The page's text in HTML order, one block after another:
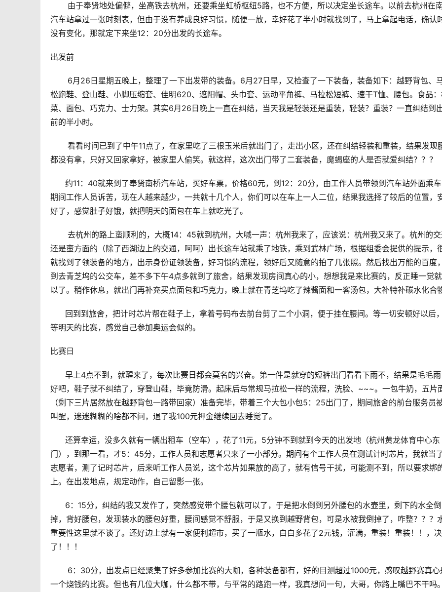
由于奉贤地处偏僻，坐高铁去杭州，还要乘坐虹桥枢纽5路，也不方便，所以决定坐长途车。以前去杭州在
汽车站拿过一张时刻表，但由于没有养成良好习惯，随便一放，幸好花了半小时就找到了，马上拿起电话，确认
没有变化，那就定下来坐12：20分出发的长途车。
出发前
6月26日星期五晚上，整理了一下出发带的装备。6月27日早，又检查了一下装备，装备如下：越野背包、
松跑鞋、登山鞋、小脚压缩套、佳明620、遮阳帽、头巾套、运动平角裤、马拉松短裤、速干T恤、腰包。食品
菜、面包、巧克力、士力架。其实6月26日晚上一直在纠结，当天我是轻装还是重装，轻装？重装？一直纠结到
前的半小时。
看看时间已到了中午11点了，在家里吃了三根玉米后就出门了，走出小区，还在纠结轻装和重装，结果发现
都没有拿，只好又回家拿好，被家里人偷笑。就这样，这次出门带了二套装备，魔蝎座的人是否就爱纠结？？？
约11：40就来到了奉贤南桥汽车站，买好车票，价格60元，到12：20分，由工作人员带领到汽车站外面乘车
期间工作人员诉苦，现在人越来越少，一共就十几个人，你们可以在车上一人二位，结果我选择了较后的位置，
好了，感觉肚子好饿，就把明天的面包在车上就吃光了。
去杭州的路上蛮顺利的，大概14：45就到杭州，大喊一声：杭州我来了，应该说：杭州我又来了。杭州的
还是蛮方面的（除了西湖边上的交通，呵呵）出长途车站就乘了地铁，乘到武林广场，根据组委会提供的提示，
就找到了领装备的地方，出示身份证领装备，好习惯的流程，领好后又随意的拍了几张照。然后找出万能的百度
到去青芝坞的公交车，差不多下午4点多就到了旅舍，结果发现房间真心的小，想想我是来比赛的，反正睡一觉
以了。稍作休息，就出门再补充买点面包和巧克力，晚上就在青芝坞吃了辣酱面和一客汤包，大补特补碳水化合物
回到到旅舍，把计时芯片帮在鞋子上，拿着号码布去前台剪了二个小洞，便于挂在腰间。等一切安顿好以后
等明天的比赛，感觉自己参加奥运会似的。
比赛日
早上4点不到，就醒来了，每次比赛日都会莫名的兴奋。第一件是就穿的短裤出门看看下雨不，结果是毛毛雨
好吧，鞋子就不纠结了，穿登山鞋，毕竟防滑。起床后与常规马拉松一样的流程，洗脸、~~~。一包牛奶，五片
（剩下三片居然放在越野背包一路带回家）准备完毕，带着三个大包小包5：25出门了，期间旅舍的前台服务员
叫醒，迷迷糊糊的啥都不问，退了我100元押金继续回去睡觉了。
还算幸运，没多久就有一辆出租车（空车），花了11元，5分钟不到就到今天的出发地（杭州黄龙体育中心东
门），到那一看，才5：45分，工作人员和志愿者只来了一小部分。期间有个工作人员在测试计时芯片，我就当
志愿者，测了记时芯片，后来听工作人员说，这个芯片如果放的高了，就有信号干扰，可能测不到，所以要求绑
上。在出发地点，规定动作，自己留影一张。
6：15分，纠结的我又发作了，突然感觉带个腰包就可以了，于是把水倒到另外腰包的水壶里，剩下的水全倒
掉，背好腰包，发现装水的腰包好重，腰间感觉不舒服，于是又换到越野背包，可是水被我倒掉了，咋整？？？
重要性这里就不谈了。还好边上就有一家便利超市，买了一瓶水，白白多花了2元钱，灌满，重装！重装！！，
了！！！
6：30分，出发点已经聚集了好多参加比赛的大咖，各种装备都有，好的目测超过1000元，感叹越野赛真心
一个烧钱的比赛。但也有几位大咖，什么都不带，与平常的路跑一样，我真想问一句，大哥，你路上嘴巴不干吗